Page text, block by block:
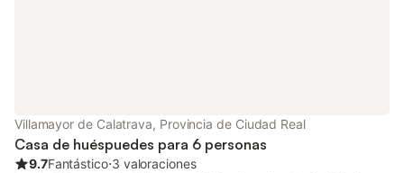
Villamayor de Calatrava, Provincia de Ciudad Real
Casa de huéspuedes para 6 personas
9.7Fantástico⋅3 valoraciones